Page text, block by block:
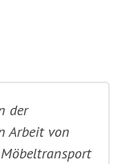
der
Arbeit von